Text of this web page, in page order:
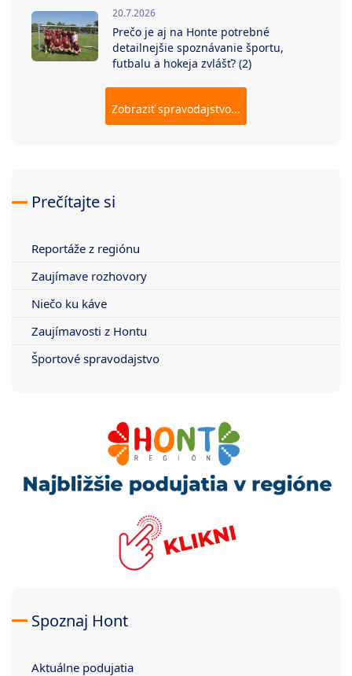
20.7.2026
Prečo je aj na Honte potrebné
detailnejšie spoznávanie športu,
futbalu a hokeja zvlášť? (2)
Zobraziť spravodajstvo...
Prečítajte si
Reportáže z regiónu
Zaujímave rozhovory
Niečo ku káve
Zaujímavosti z Hontu
Športové spravodajstvo
Spoznaj Hont
Aktuálne podujatia